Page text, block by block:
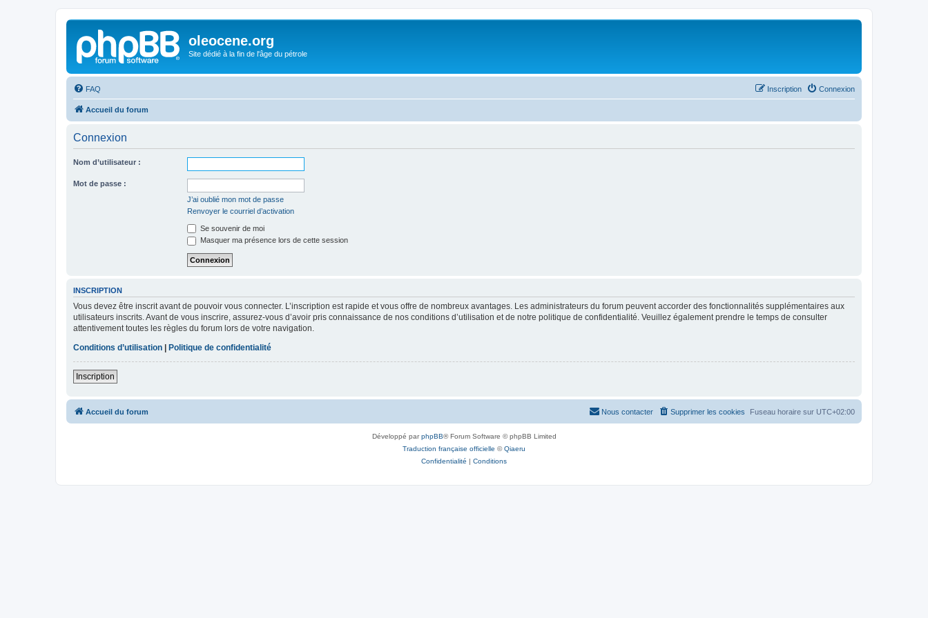
oleocene.org
Site dédié à la fin de l'âge du pétrole
FAQ Connexion
Inscription
Accueil du forum
Connexion
Nom d’utilisateur :
Mot de passe :
J’ai oublié mon mot de passe
Renvoyer le courriel d’activation
Se souvenir de moi
Masquer ma présence lors de cette session
INSCRIPTION
Vous devez être inscrit avant de pouvoir vous connecter. L’inscription est rapide et vous offre de nombreux avantages. Les administrateurs du forum peuvent accorder des fonctionnalités supplémentaires aux
utilisateurs inscrits. Avant de vous inscrire, assurez-vous d’avoir pris connaissance de nos conditions d’utilisation et de notre politique de confidentialité. Veuillez également prendre le temps de consulter
attentivement toutes les règles du forum lors de votre navigation.
Conditions d’utilisation
Politique de confidentialité
Inscription
Accueil du forum Fuseau horaire sur UTC+02:00
Supprimer les cookies
Nous contacter
Développé parphpBB® Forum Software © phpBB Limited
Traduction française officielle ©Qiaeru
Confidentialité | Conditions